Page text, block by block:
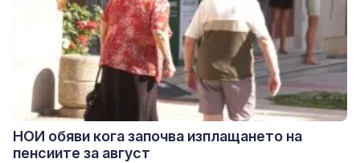
НОИ обяви кога започва изплащането на
пенсиите за август